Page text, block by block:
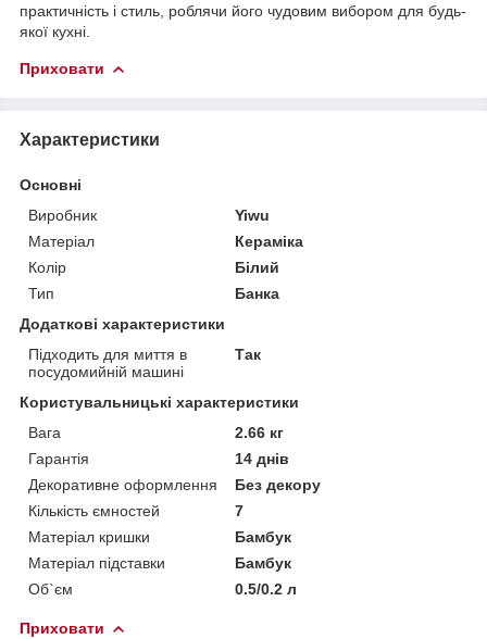
практичність і стиль, роблячи його чудовим вибором для будь-
якої кухні.
Приховати
Характеристики
Основні
Виробник
Yiwu
Матеріал
Кераміка
Колір
Білий
Тип
Банка
Додаткові характеристики
Підходить для миття в
посудомийній машині
Так
Користувальницькі характеристики
Вага
2.66 кг
Гарантія
14 днів
Декоративне оформлення
Без декору
Кількість ємностей
7
Матеріал кришки
Бамбук
Матеріал підставки
Бамбук
Об`єм
0.5/0.2 л
Приховати